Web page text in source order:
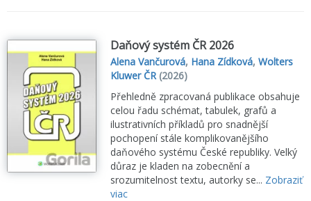
Daňový systém ČR 2026
Alena Vančurová, Hana Zídková,Wolters
Kluwer ČR (2026)
Přehledně zpracovaná publikace obsahuje
celou řadu schémat, tabulek, grafů a
ilustrativních příkladů pro snadnější
pochopení stále komplikovanějšího
daňového systému České republiky. Velký
důraz je kladen na zobecnění a
srozumitelnost textu, autorky se... Zobraziť
viac